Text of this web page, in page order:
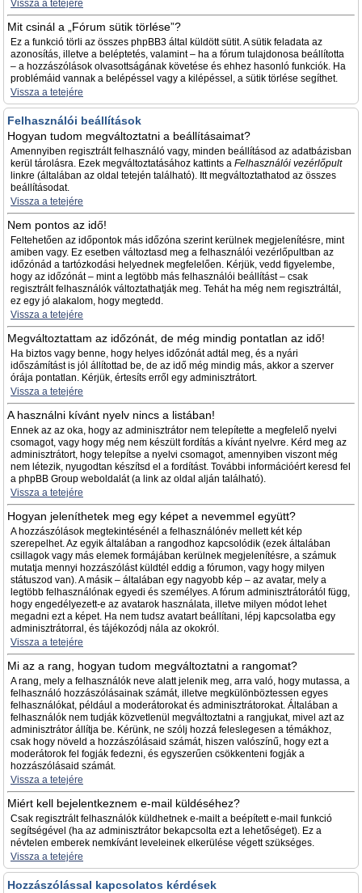
Vissza a tetejére
Mit csinál a „Fórum sütik törlése”?
Ez a funkció törli az összes phpBB3 által küldött sütit. A sütik feladata az
azonosítás, illetve a beléptetés, valamint – ha a fórum tulajdonosa beállította
– a hozzászólások olvasottságának követése és ehhez hasonló funkciók. Ha
problémáid vannak a belépéssel vagy a kilépéssel, a sütik törlése segíthet.
Vissza a tetejére
Felhasználói beállítások
Hogyan tudom megváltoztatni a beállításaimat?
Amennyiben regisztrált felhasználó vagy, minden beállításod az adatbázisban
kerül tárolásra. Ezek megváltoztatásához kattints a Felhasználói vezérlőpult
linkre (általában az oldal tetején található). Itt megváltoztathatod az összes
beállításodat.
Vissza a tetejére
Nem pontos az idő!
Feltehetően az időpontok más időzóna szerint kerülnek megjelenítésre, mint
amiben vagy. Ez esetben változtasd meg a felhasználói vezérlőpultban az
időzónád a tartózkodási helyednek megfelelően. Kérjük, vedd figyelembe,
hogy az időzónát – mint a legtöbb más felhasználói beállítást – csak
regisztrált felhasználók változtathatják meg. Tehát ha még nem regisztráltál,
ez egy jó alakalom, hogy megtedd.
Vissza a tetejére
Megváltoztattam az időzónát, de még mindig pontatlan az idő!
Ha biztos vagy benne, hogy helyes időzónát adtál meg, és a nyári
időszámítást is jól állítottad be, de az idő még mindig más, akkor a szerver
órája pontatlan. Kérjük, értesíts erről egy adminisztrátort.
Vissza a tetejére
A használni kívánt nyelv nincs a listában!
Ennek az az oka, hogy az adminisztrátor nem telepítette a megfelelő nyelvi
csomagot, vagy hogy még nem készült fordítás a kívánt nyelvre. Kérd meg az
adminisztrátort, hogy telepítse a nyelvi csomagot, amennyiben viszont még
nem létezik, nyugodtan készítsd el a fordítást. További információért keresd fel
a phpBB Group weboldalát (a link az oldal alján található).
Vissza a tetejére
Hogyan jeleníthetek meg egy képet a nevemmel együtt?
A hozzászólások megtekintésénél a felhasználónév mellett két kép
szerepelhet. Az egyik általában a rangodhoz kapcsolódik (ezek általában
csillagok vagy más elemek formájában kerülnek megjelenítésre, a számuk
mutatja mennyi hozzászólást küldtél eddig a fórumon, vagy hogy milyen
státuszod van). A másik – általában egy nagyobb kép – az avatar, mely a
legtöbb felhasználónak egyedi és személyes. A fórum adminisztrátorától függ,
hogy engedélyezett-e az avatarok használata, illetve milyen módot lehet
megadni ezt a képet. Ha nem tudsz avatart beállítani, lépj kapcsolatba egy
adminisztrátorral, és tájékozódj nála az okokról.
Vissza a tetejére
Mi az a rang, hogyan tudom megváltoztatni a rangomat?
A rang, mely a felhasználók neve alatt jelenik meg, arra való, hogy mutassa, a
felhasználó hozzászólásainak számát, illetve megkülönböztessen egyes
felhasználókat, például a moderátorokat és adminisztrátorokat. Általában a
felhasználók nem tudják közvetlenül megváltoztatni a rangjukat, mivel azt az
adminisztrátor állítja be. Kérünk, ne szólj hozzá feleslegesen a témákhoz,
csak hogy növeld a hozzászólásaid számát, hiszen valószínű, hogy ezt a
moderátorok fel fogják fedezni, és egyszerűen csökkenteni fogják a
hozzászólásaid számát.
Vissza a tetejére
Miért kell bejelentkeznem e-mail küldéséhez?
Csak regisztrált felhasználók küldhetnek e-mailt a beépített e-mail funkció
segítségével (ha az adminisztrátor bekapcsolta ezt a lehetőséget). Ez a
névtelen emberek nemkívánt leveleinek elkerülése végett szükséges.
Vissza a tetejére
Hozzászólással kapcsolatos kérdések